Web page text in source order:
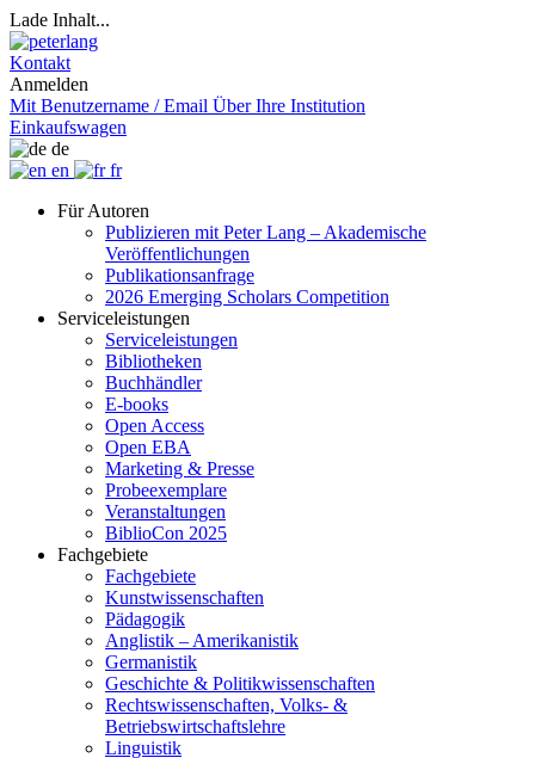
Lade Inhalt...
Kontakt
Anmelden
Mit Benutzername / Email Über Ihre Institution
Einkaufswagen
de
en
fr
Für Autoren
Publizieren mit Peter Lang – Akademische
Veröffentlichungen
Publikationsanfrage
2026 Emerging Scholars Competition
Serviceleistungen
Serviceleistungen
Bibliotheken
Buchhändler
E-books
Open Access
Open EBA
Marketing & Presse
Probeexemplare
Veranstaltungen
BiblioCon 2025
Fachgebiete
Fachgebiete
Kunstwissenschaften
Pädagogik
Anglistik – Amerikanistik
Germanistik
Geschichte & Politikwissenschaften
Rechtswissenschaften, Volks- &
Betriebswirtschaftslehre
Linguistik